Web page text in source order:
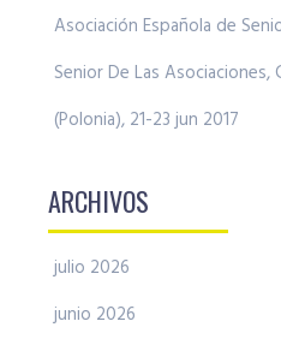
Asociación Española de
Senior De Las
(Polonia), 21-23 jun 2017
ARCHIVOS
julio 2026
junio 2026